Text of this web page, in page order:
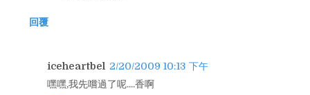
回覆
iceheartbel
2/20/2009 10:13 下午
嘿嘿,我先嚐過了呢....香啊